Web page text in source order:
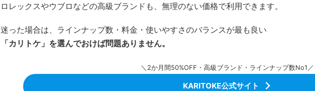
ロレックスやウブロなどの高級ブランドも、無理のない価格で利用できます。
迷った場合は、ラインナップ数・料金・使いやすさのバランスが最も良い
「カリトケ」を選んでおけば問題ありません。
＼2か月間50%OFF・高級ブランド・ラインナップ数No1／
KARITOKE公式サイト